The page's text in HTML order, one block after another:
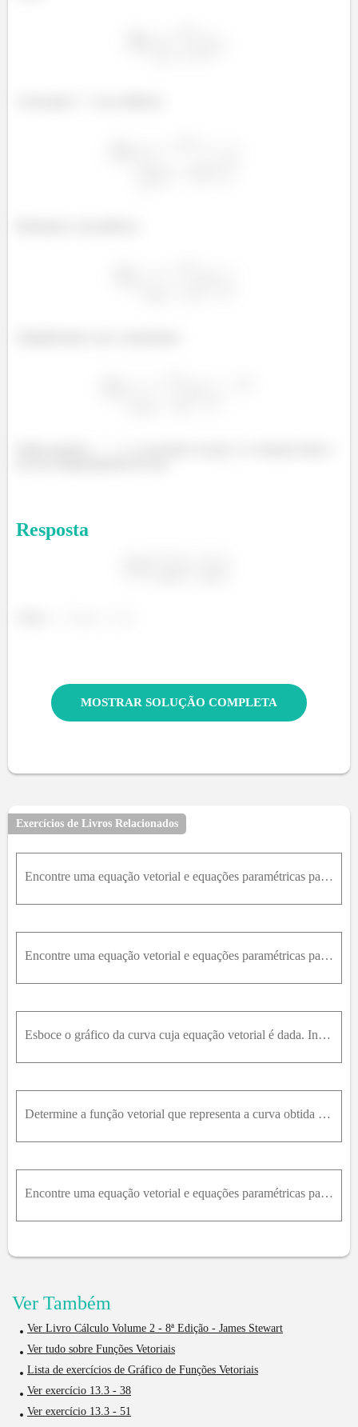
Resposta
MOSTRAR SOLUÇÃO COMPLETA
Exercícios de Livros Relacionados
Encontre uma equação vetorial e equações paramétricas para o segmento de reta que liga P e Q .P(1,0, 1) Q = (2,3, 1)
Encontre uma equação vetorial e equações paramétricas para o segmento de reta que liga P e Q . P(-2,4,0) Q = (6,-1,2)
Esboce o gráfico da curva cuja equação vetorial é dada. Indique com setas a direção na qual o parâmetro cresce.r(t) =t^3, t^2
Determine a função vetorial que representa a curva obtida pela intersecção das duas superfícies. O cone z = x 2 + y 2 e o plano z = 1 + y .
Encontre uma equação vetorial e equações paramétricas para o segmento de reta que liga P e Q p(-2,4, 0), Q(6, -1,2)
Ver Também
Ver Livro Cálculo Volume 2 - 8ª Edição - James Stewart
Ver tudo sobre Funções Vetoriais
Lista de exercícios de Gráfico de Funções Vetoriais
Ver exercício 13.3 - 38
Ver exercício 13.3 - 51